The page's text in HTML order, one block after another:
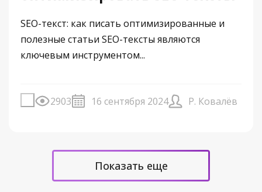
SEO-текст: как писать оптимизированные и
полезные статьи SEO-тексты являются
ключевым инструментом...
2903 16 сентября 2024 Р. Ковалёв
Показать еще